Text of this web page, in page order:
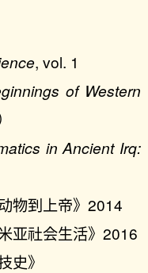
, vol. 1
of Western
in Ancient Irq:
物到上帝》2014
亚社会生活》2016
史》